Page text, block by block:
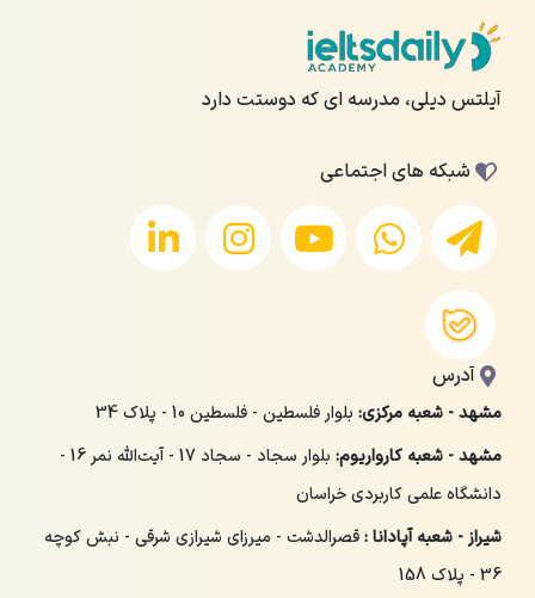
آیلتس دیلی، مدرسه ای که دوستت دارد
شبکه های اجتماعی
آدرس
مشهد - شعبه مرکزی: بلوار فلسطین - فلسطین 10 - پلاک 34
مشهد - شعبه کارواریوم:
بلوار سجاد - سجاد 17 - آیت‌الله نمر 16 -
دانشگاه علمی کاربردی خراسان
شیراز - شعبه آپادانا :قصرالدشت - میرزای شیرازی شرقی - نبش کوچه
36 - پلاک 158